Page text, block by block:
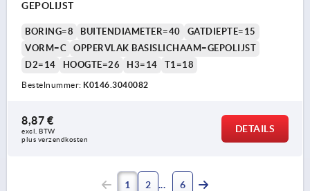
GEPOLIJST
BORING=8 BUITENDIAMETER=40
GATDIEPTE=15
VORM=C
OPPERVLAK BASISLICHAAM=GEPOLIJST
D2=14
HOOGTE=26 H3=14 T1=18
Bestelnummer: K0146.3040082
8,87 €
excl. BTW
plus verzendkosten
DETAILS
1 2 6